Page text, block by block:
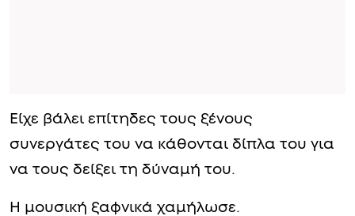
Είχε βάλει επίτηδες τους ξένους
συνεργάτες του να κάθονται δίπλα του για
να τους δείξει τη δύναμή του.
Η μουσική ξαφνικά χαμήλωσε.